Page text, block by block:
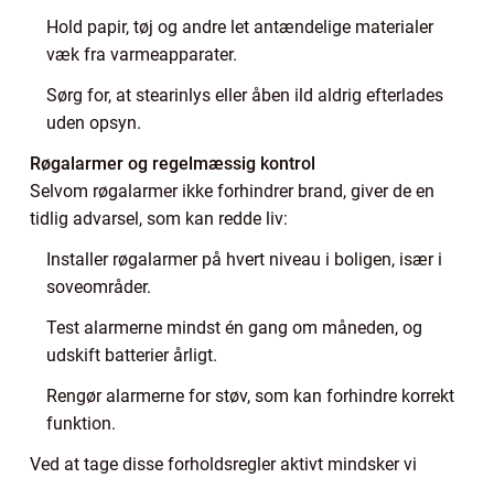
Hold papir, tøj og andre let antændelige materialer
væk fra varmeapparater.
Sørg for, at stearinlys eller åben ild aldrig efterlades
uden opsyn.
Røgalarmer og regelmæssig kontrol
Selvom røgalarmer ikke forhindrer brand, giver de en
tidlig advarsel, som kan redde liv:
Installer røgalarmer på hvert niveau i boligen, især i
soveområder.
Test alarmerne mindst én gang om måneden, og
udskift batterier årligt.
Rengør alarmerne for støv, som kan forhindre korrekt
funktion.
Ved at tage disse forholdsregler aktivt mindsker vi